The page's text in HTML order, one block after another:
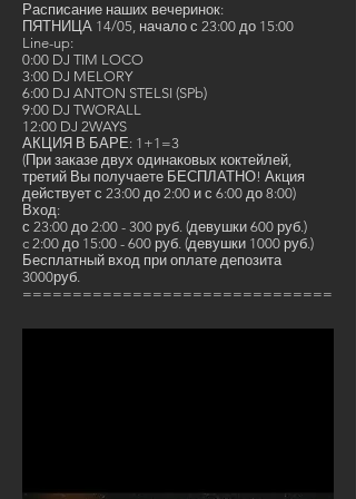
Расписание наших вечеринок:
ПЯТНИЦА 14/05, начало с 23:00 до 15:00
Line-up:
0:00 DJ TIM LOCO
3:00 DJ MELORY
6:00 DJ ANTON STELSI (SPb)
9:00 DJ TWORALL
12:00 DJ 2WAYS
АКЦИЯ В БАРЕ: 1+1=3
(При заказе двух одинаковых коктейлей,
третий Вы получаете БЕСПЛАТНО! Акция
действует с 23:00 до 2:00 и с 6:00 до 8:00)
Вход:
с 23:00 до 2:00 - 300 руб. (девушки 600 руб.)
c 2:00 до 15:00 - 600 руб. (девушки 1000 руб.)
Бесплатный вход при оплате депозита
3000руб.
===============================